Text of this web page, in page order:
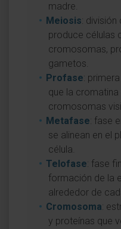
madre.
Meiosis: división
produce células
cromosomas,
gametos.
Profase:
que la
cromosomas
Metafase: fase
se alinean en el
célula.
Telofase: fase
formación de la
alrededor de
Cromosoma:
y proteínas que